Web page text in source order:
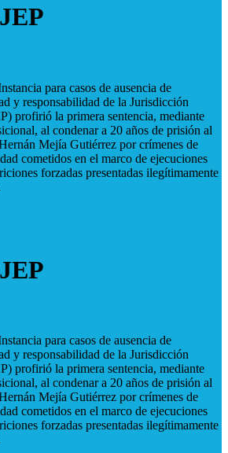
para casos de ausencia de
y responsabilidad de la Jurisdicción
profirió la primera sentencia, mediante
al condenar a 20 años de prisión al
Mejía Gutiérrez por crímenes de
cometidos en el marco de ejecuciones
forzadas presentadas ilegítimamente
para casos de ausencia de
y responsabilidad de la Jurisdicción
profirió la primera sentencia, mediante
al condenar a 20 años de prisión al
Mejía Gutiérrez por crímenes de
cometidos en el marco de ejecuciones
forzadas presentadas ilegítimamente